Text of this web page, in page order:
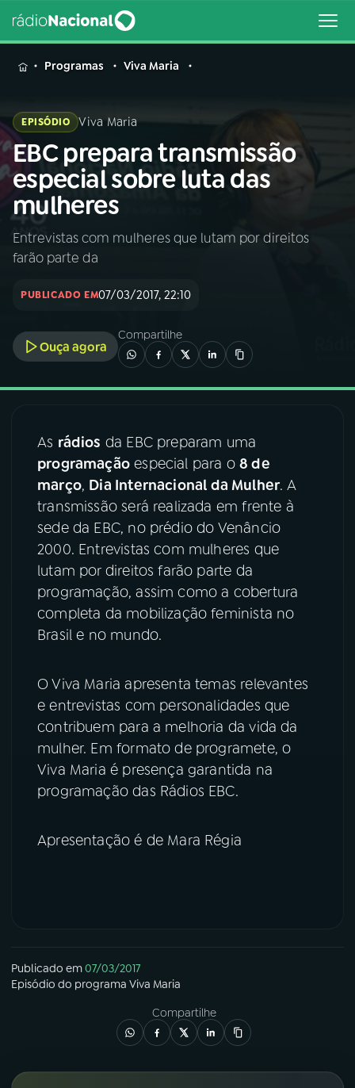
MENU
Buscar
na
Rádio
Nacional
Buscar
AO VIVO
INÍCIO
A RÁDIO
03PROGRAMAÇÃO
04PROGRAMAS
PODCASTS
06 VIDEOCASTS
07ÚLTIMAS
ACOMPANHE A RÁDIO NACIONAL
YouTube
X
Programas Viva Maria
EPISÓDIO Viva Maria
EBC prepara transmissão
especial sobre luta das
mulheres
Entrevistas com mulheres que lutam por direitos
farão parte da
PUBLICADO EM07/03/2017, 22:10
Ouça agora
Compartilhe
As rádios da EBC preparam uma
programaçãoespecial para o8 de
março, Dia Internacional da Mulher. A
transmissão será realizada em frente à
sede da EBC, no prédio do Venâncio
2000. Entrevistas com mulheres que
lutam por direitos farão parte da
programação, assim como a cobertura
completa da mobilização feminista no
Brasil e no mundo.
O Viva Maria apresenta temas relevantes
e entrevistas com personalidades que
contribuem para a melhoria da vida da
mulher. Em formato de programete, o
Viva Maria é presença garantida na
programação das Rádios EBC.
Apresentação é de Mara Régia
Publicado em07/03/2017
Episódio do programa Viva Maria
Compartilhe